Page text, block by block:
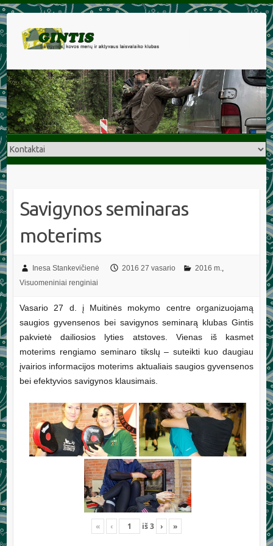
Savigynos seminaras
moterims
Inesa Stankevičienė 2016 27 vasario 2016 m.
Visuomeniniai renginiai
Vasario 27 d. į Muitinės mokymo centre organizuojamą
saugios gyvensenos bei savigynos seminarą klubas Gintis
pakvietė dailiosios lyties atstoves. Vienas iš kasmet
moterims rengiamo seminaro tikslų – suteikti kuo daugiau
įvairios informacijos moterims aktualiais saugios gyvensenos
bei efektyvios savigynos klausimais.
« ‹ iš3 › »